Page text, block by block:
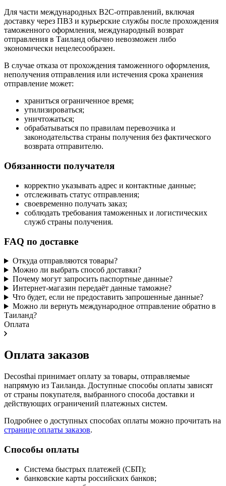
Для части международных B2C-отправлений, включая
доставку через ПВЗ и курьерские службы после прохождения
таможенного оформления, международный возврат
отправления в Таиланд обычно невозможен либо
экономически нецелесообразен.
В случае отказа от прохождения таможенного оформления,
неполучения отправления или истечения срока хранения
отправление может:
храниться ограниченное время;
утилизироваться;
уничтожаться;
обрабатываться по правилам перевозчика и
законодательства страны получения без фактического
возврата отправителю.
Обязанности получателя
корректно указывать адрес и контактные данные;
отслеживать статус отправления;
своевременно получать заказ;
соблюдать требования таможенных и логистических
служб страны получения.
FAQ по доставке
Откуда отправляются товары?
Можно ли выбрать способ доставки?
Почему могут запросить паспортные данные?
Интернет-магазин передаёт данные таможне?
Что будет, если не предоставить запрошенные данные?
Можно ли вернуть международное отправление обратно в
Таиланд?
Оплата
Оплата заказов
Decosthai принимает оплату за товары, отправляемые
напрямую из Таиланда. Доступные способы оплаты зависят
от страны покупателя, выбранного способа доставки и
действующих ограничений платежных систем.
Подробнее о доступных способах оплаты можно прочитать на
странице оплаты заказов.
Способы оплаты
Система быстрых платежей (СБП);
банковские карты российских банков;